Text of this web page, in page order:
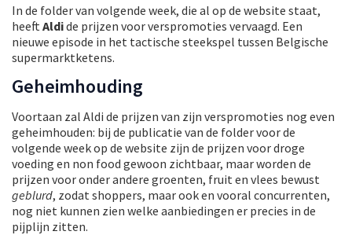
In de folder van volgende week, die al op de website staat,
heeft Aldide prijzen voor verspromoties vervaagd. Een
nieuwe episode in het tactische steekspel tussen Belgische
supermarktketens.
Geheimhouding
Voortaan zal Aldi de prijzen van zijn verspromoties nog even
geheimhouden: bij de publicatie van de folder voor de
volgende week op de website zijn de prijzen voor droge
voeding en non food gewoon zichtbaar, maar worden de
prijzen voor onder andere groenten, fruit en vlees bewust
geblurd, zodat shoppers, maar ook en vooral concurrenten,
nog niet kunnen zien welke aanbiedingen er precies in de
pijplijn zitten.